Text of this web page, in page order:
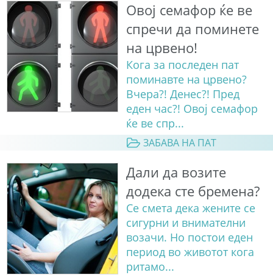
Овој семафор ќе ве
спречи да поминете
на црвено!
Кога за последен пат
поминавте на црвено?
Вчера?! Денес?! Пред
еден час?! Овој семафор
ќе ве спр...
ЗАБАВА НА ПАТ
Дали да возите
додека сте бремена?
Се смета дека жените се
сигурни и внимателни
возачи. Но постои еден
период во животот кога
ритамо...